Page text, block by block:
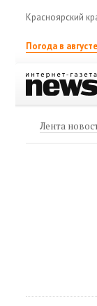
Красноярский
Погода в августе
Лента